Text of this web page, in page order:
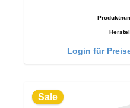
Login für
Sale